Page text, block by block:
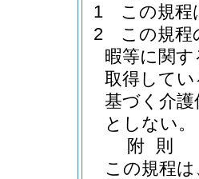
1
この規程
2
この規程
暇等に関す
取得して
基づく介
としない。
附 則
この規程